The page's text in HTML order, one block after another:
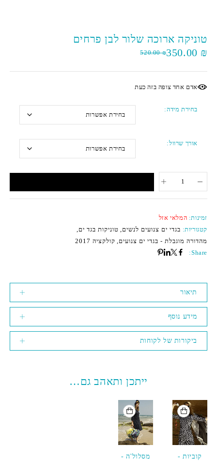
טוניקה ארוכה שלור לבן פרחים
520.00₪350.00 ₪
אדם אחד צופה בזה כעת
בחירת מידה
אורך שרוול
זמינות: המלאי אזל
קטגוריות: בגדי ים צנועים לנשים טוניקות בגד ים
מהדורה מוגבלת - בגדי ים צנועים קולקציה 2017
Share:
תיאור
מידע נוסף
ביקורות של לקוחות
ייתכן ותאהב גם…
קוביות -
מסלול'ה -